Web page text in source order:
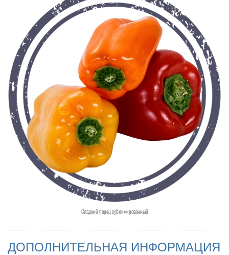
Сладкий перец сублимированный
ДОПОЛНИТЕЛЬНАЯ ИНФОРМАЦИЯ